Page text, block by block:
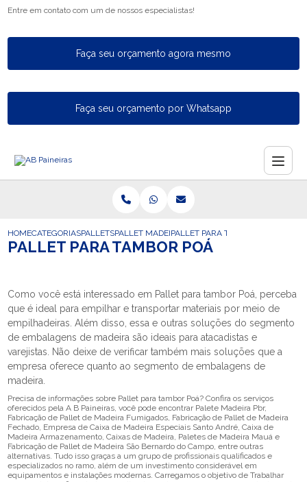
Entre em contato com um de nossos especialistas!
Faça seu orçamento agora mesmo
Faça seu orçamento por Whatsapp
HOMECATEGORIASPALLETSPALLET MADEIRA FECHADOPALLET PARA TAMBOR POA
PALLET PARA TAMBOR POÁ
Como você está interessado em Pallet para tambor Poá, perceba
que é ideal para empilhar e transportar materiais por meio de
empilhadeiras. Além disso, essa e outras soluções do segmento
de embalagens de madeira são ideais para atacadistas e
varejistas. Não deixe de verificar também mais soluções que a
empresa oferece quanto ao segmento de embalagens de
madeira.
Precisa de informações sobre Pallet para tambor Poá? Confira os serviços
oferecidos pela A B Paineiras, você pode encontrar Palete Madeira Pbr,
Fabricação de Pallet de Madeira Fumigados, Fabricação de Pallet de Madeira
Fechado, Empresa de Caixa de Madeira Especiais Santo André, Caixa de
Madeira Armazenamento, Caixas de Madeira, Paletes de Madeira Mauá e
Fabricação de Pallet de Madeira São Bernardo do Campo, entre outras
alternativas. Tudo isso graças a um grupo de profissionais qualificados e
especializados no ramo, além de um investimento considerável em
equipamentos e instalações modernas. Carregamos o objetivo de Trabalhar